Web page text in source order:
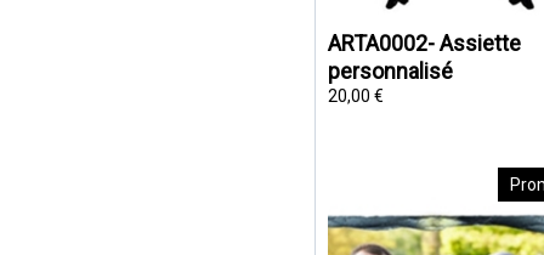
ARTA0002- Assiette
personnalisé
20,00 €